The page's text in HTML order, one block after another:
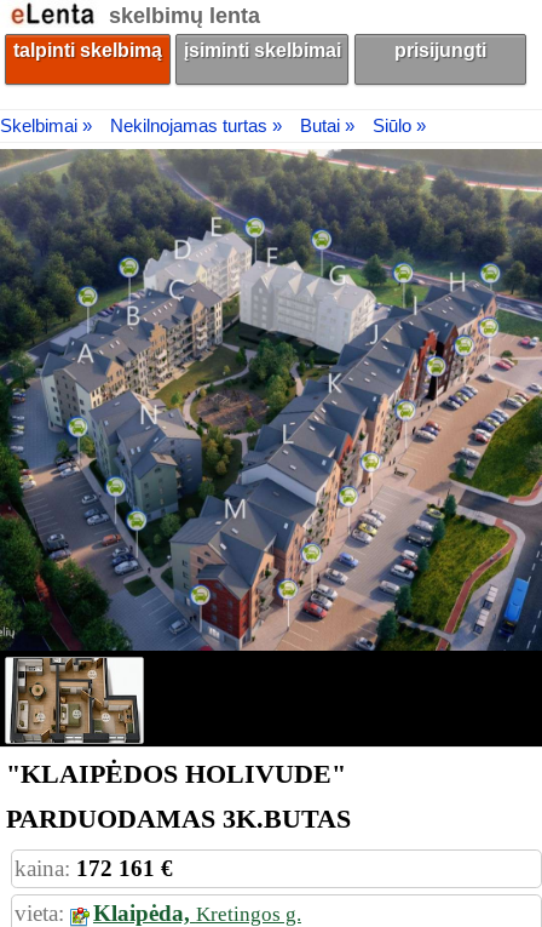
skelbimų lenta
talpinti skelbimą įsiminti skelbimai prisijungti
Skelbimai » Nekilnojamas turtas » Butai » Siūlo »
"KLAIPĖDOS HOLIVUDE"
PARDUODAMAS 3K.BUTAS
kaina: 172 161 €
vieta:
Klaipėda, Kretingos g.